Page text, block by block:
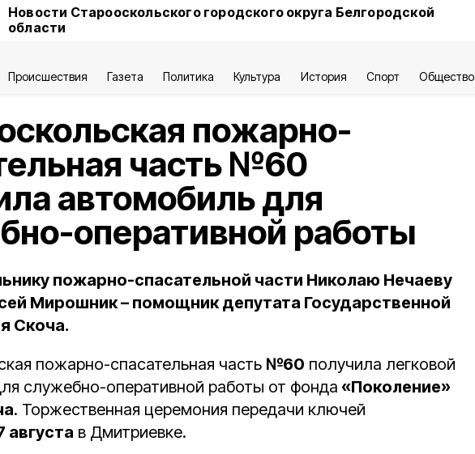
Новости Старооскольского городского округа Белгородской
области
Происшествия Газета Политика Культура История Спорт Общество
пожарно-
часть №60
автомобиль для
оперативной работы
пожарно-спасательной части Николаю Нечаеву
Мирошник – помощник депутата Государственной
Скоча.
пожарно-спасательная часть №60 получила легковой
служебно-оперативной работы от фонда «Поколение»
. Торжественная церемония передачи ключей
августа в Дмитриевке.